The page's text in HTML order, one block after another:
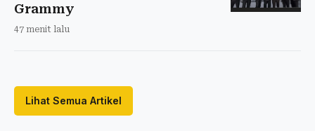
Grammy
47 menit lalu
Lihat Semua Artikel